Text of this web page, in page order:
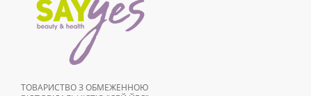
ТОВАРИСТВО З ОБМЕЖЕННОЮ